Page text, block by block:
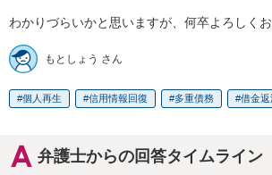
わかりづらいかと思いますが、何卒よろしく
もとしょう さん
個人再生 信用情報回復 多重債務 借金
弁護士からの回答タイムライン